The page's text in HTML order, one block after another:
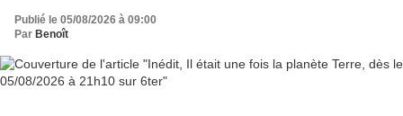
Publié le 05/08/2026 à 09:00
Par Benoît